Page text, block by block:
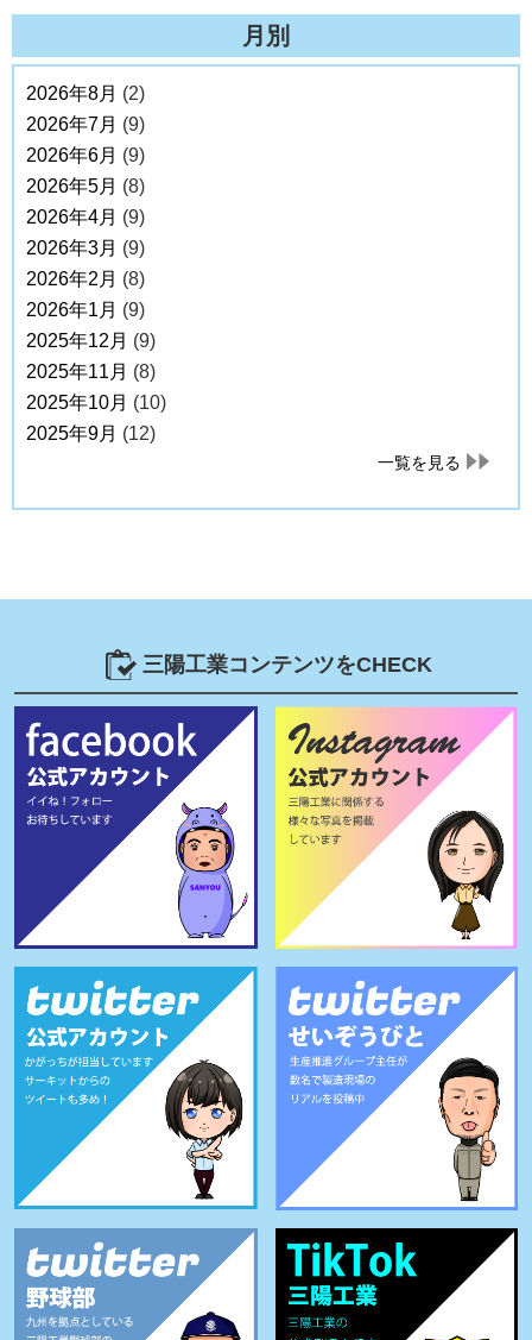
月別
2026年8月 (2)
2026年7月 (9)
2026年6月 (9)
2026年5月 (8)
2026年4月 (9)
2026年3月 (9)
2026年2月 (8)
2026年1月 (9)
2025年12月 (9)
2025年11月 (8)
2025年10月 (10)
2025年9月 (12)
一覧を見る
三陽工業コンテンツをCHECK